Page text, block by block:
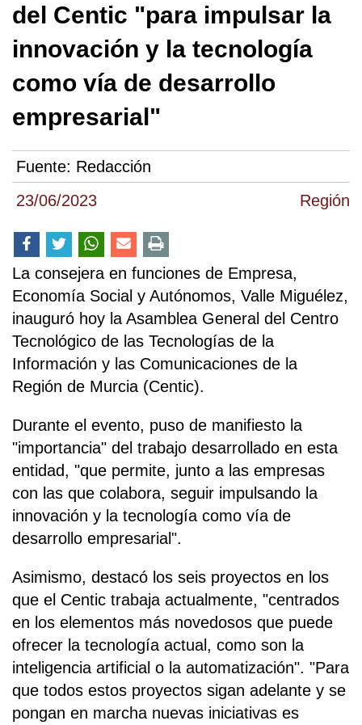
23/06/2023 Región
del Centic "para impulsar la
innovación y la tecnología
como vía de desarrollo
empresarial"
Fuente: Redacción
La consejera en funciones de Empresa,
Economía Social y Autónomos, Valle Miguélez,
inauguró hoy la Asamblea General del Centro
Tecnológico de las Tecnologías de la
Información y las Comunicaciones de la
Región de Murcia (Centic).
Durante el evento, puso de manifiesto la
"importancia" del trabajo desarrollado en esta
entidad, "que permite, junto a las empresas
con las que colabora, seguir impulsando la
innovación y la tecnología como vía de
desarrollo empresarial".
Asimismo, destacó los seis proyectos en los
que el Centic trabaja actualmente, "centrados
en los elementos más novedosos que puede
ofrecer la tecnología actual, como son la
inteligencia artificial o la automatización". "Para
que todos estos proyectos sigan adelante y se
pongan en marcha nuevas iniciativas es